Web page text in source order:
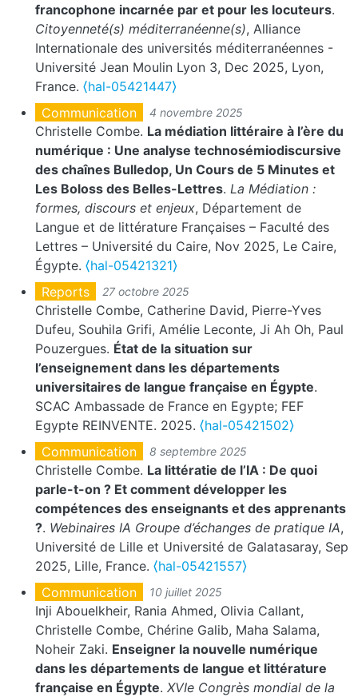
francophone incarnée par et pour les locuteurs.
Citoyenneté(s) méditerranéenne(s), Alliance
Internationale des universités méditerranéennes -
Université Jean Moulin Lyon 3, Dec 2025, Lyon,
France. ⟨hal-05421447⟩
Communication
4 novembre 2025
Christelle Combe. La médiation littéraire à l’ère du
numérique : Une analyse technosémiodiscursive
des chaînes Bulledop, Un Cours de 5 Minutes et
Les Boloss des Belles-Lettres. La Médiation :
formes, discours et enjeux, Département de
Langue et de littérature Françaises – Faculté des
Lettres – Université du Caire, Nov 2025, Le Caire,
Égypte. ⟨hal-05421321⟩
Reports
27 octobre 2025
Christelle Combe, Catherine David, Pierre-Yves
Dufeu, Souhila Grifi, Amélie Leconte, Ji Ah Oh, Paul
Pouzergues. État de la situation sur
l’enseignement dans les départements
universitaires de langue française en Égypte.
SCAC Ambassade de France en Egypte; FEF
Egypte REINVENTE. 2025. ⟨hal-05421502⟩
Communication
8 septembre 2025
Christelle Combe. La littératie de l’IA : De quoi
parle-t-on ? Et comment développer les
compétences des enseignants et des apprenants
?. Webinaires IA Groupe d’échanges de pratique IA,
Université de Lille et Université de Galatasaray, Sep
2025, Lille, France. ⟨hal-05421557⟩
Communication
10 juillet 2025
Inji Abouelkheir, Rania Ahmed, Olivia Callant,
Christelle Combe, Chérine Galib, Maha Salama,
Noheir Zaki. Enseigner la nouvelle numérique
dans les départements de langue et littérature
française en Égypte. XVIe Congrès mondial de la